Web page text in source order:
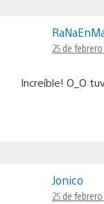
25 de
Increíble! O_O
Jonico
25 de